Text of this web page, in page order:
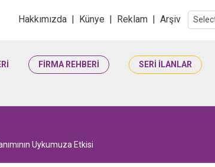
Bilimleri
Hakkımızda | Künye | Reklam | Arşiv
FİRMA REHBERİ SERİ İLANLAR
Uykumuza Etkisi